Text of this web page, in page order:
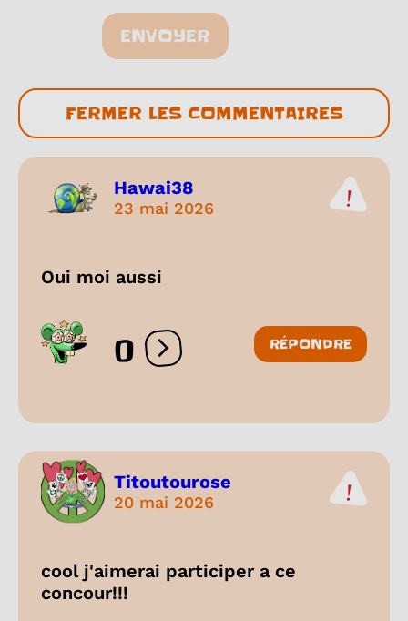
ENVOYER
FERMER LES COMMENTAIRES
Hawai38
23 mai 2026
Oui moi aussi
0 Ouvrir les réactions
RÉPONDRE
Titoutourose
20 mai 2026
cool j'aimerai participer a ce
concour!!!